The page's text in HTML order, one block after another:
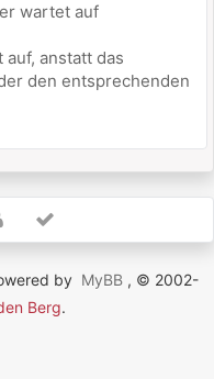
wartet auf
anstatt das
den entsprechenden
by MyBB , © 2002-
Berg.